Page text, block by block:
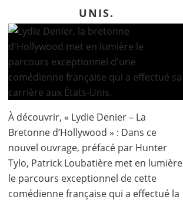
UNIS.
À découvrir, « Lydie Denier – La
Bretonne d’Hollywood » : Dans ce
nouvel ouvrage, préfacé par Hunter
Tylo, Patrick Loubatière met en lumière
le parcours exceptionnel de cette
comédienne française qui a effectué la